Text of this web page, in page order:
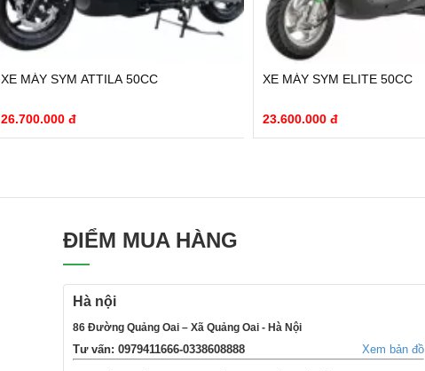
XE MÁY SYM ATTILA 50CC
26.700.000 đ
XE MÁY SYM ELITE 50CC
23.600.000 đ
ĐIỂM MUA HÀNG
Hà nội
86 Đường Quảng Oai – Xã Quảng Oai - Hà Nội
Tư vấn: 0979411666-0338608888 Xem bản đồ